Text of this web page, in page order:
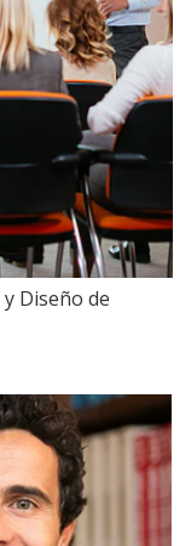
Diseño de